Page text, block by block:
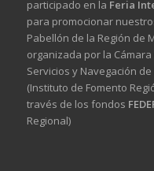
participado en la Feria
para promocionar
Pabellón de la Región de
organizada por la
Servicios y Navegación
(Instituto de Fomento
través de los fondos
Regional)